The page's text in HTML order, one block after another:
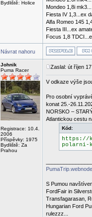
Bydliště: Holice
Mondeo 1,8i
Fiesta IV 1,3...ex
Alfa Romeo 145
Fiesta III...ex
Focus 1,8
Návrat nahoru
Johnik
Puma Racer
Registrace: 10.4.
2006
Příspěvky: 1975
Bydliště: Za
Prahou
Zaslal: út říjen
V odkaze výše
Pro osobní
konat 25.-
NORSKO –
Atlantickou cestu
Kód:
https://
polarni-
S Pumou
FordFair in
Transfagarasan,
Hungarian Ford
rulezzz...